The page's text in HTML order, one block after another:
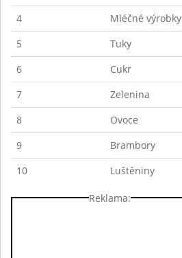
4
Mléčné výrobky
5
Tuky
6
Cukr
7
Zelenina
8
Ovoce
9
Brambory
10
Luštěniny
Reklama: